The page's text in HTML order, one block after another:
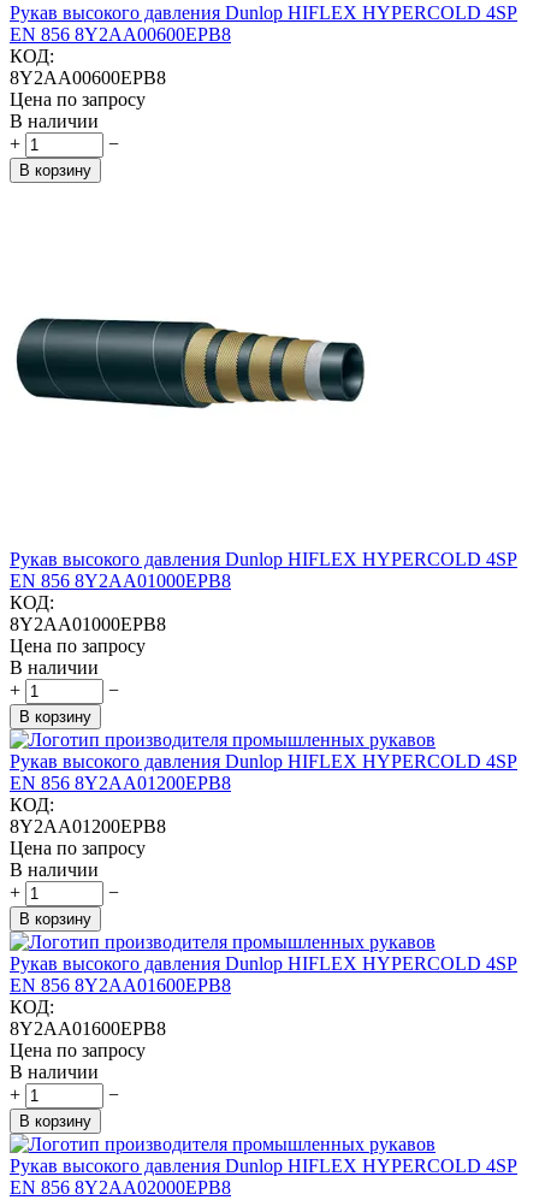
Рукав высокого давления Dunlop HIFLEX HYPERCOLD 4SP
EN 856 8Y2AA00600EPB8
КОД:
8Y2AA00600EPB8
Цена по запросу
В наличии
+
−
В корзину
Рукав высокого давления Dunlop HIFLEX HYPERCOLD 4SP
EN 856 8Y2AA01000EPB8
КОД:
8Y2AA01000EPB8
Цена по запросу
В наличии
+
−
В корзину
Рукав высокого давления Dunlop HIFLEX HYPERCOLD 4SP
EN 856 8Y2AA01200EPB8
КОД:
8Y2AA01200EPB8
Цена по запросу
В наличии
+
−
В корзину
Рукав высокого давления Dunlop HIFLEX HYPERCOLD 4SP
EN 856 8Y2AA01600EPB8
КОД:
8Y2AA01600EPB8
Цена по запросу
В наличии
+
−
В корзину
Рукав высокого давления Dunlop HIFLEX HYPERCOLD 4SP
EN 856 8Y2AA02000EPB8